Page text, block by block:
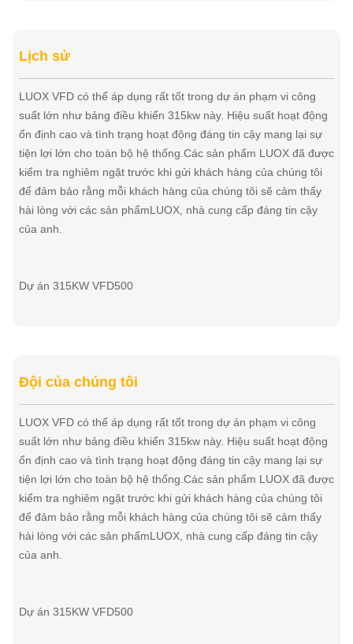
Lịch sử
LUOX VFD có thể áp dụng rất tốt trong dự án phạm vi công
suất lớn như bảng điều khiển 315kw này. Hiệu suất hoạt động
ổn định cao và tình trạng hoạt động đáng tin cậy mang lại sự
tiện lợi lớn cho toàn bộ hệ thống.Các sản phẩm LUOX đã được
kiểm tra nghiêm ngặt trước khi gửi khách hàng của chúng tôi
để đảm bảo rằng mỗi khách hàng của chúng tôi sẽ cảm thấy
hài lòng với các sản phẩmLUOX, nhà cung cấp đáng tin cậy
của anh.
Dự án 315KW VFD500
Đội của chúng tôi
LUOX VFD có thể áp dụng rất tốt trong dự án phạm vi công
suất lớn như bảng điều khiển 315kw này. Hiệu suất hoạt động
ổn định cao và tình trạng hoạt động đáng tin cậy mang lại sự
tiện lợi lớn cho toàn bộ hệ thống.Các sản phẩm LUOX đã được
kiểm tra nghiêm ngặt trước khi gửi khách hàng của chúng tôi
để đảm bảo rằng mỗi khách hàng của chúng tôi sẽ cảm thấy
hài lòng với các sản phẩmLUOX, nhà cung cấp đáng tin cậy
của anh.
Dự án 315KW VFD500